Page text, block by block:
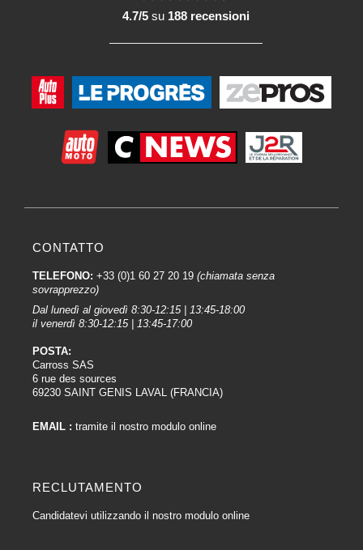
4.7/5su 188 recensioni
CONTATTO
TELEFONO: +33 (0)1 60 27 20 19 (chiamata senza
sovrapprezzo)
Dal lunedì al giovedì 8:30-12:15 | 13:45-18:00
il venerdì 8:30-12:15 | 13:45-17:00
POSTA:
Carross SAS
6 rue des sources
69230 SAINT GENIS LAVAL (FRANCIA)
EMAIL : tramite il nostro modulo online
RECLUTAMENTO
Candidatevi utilizzando il nostro modulo online